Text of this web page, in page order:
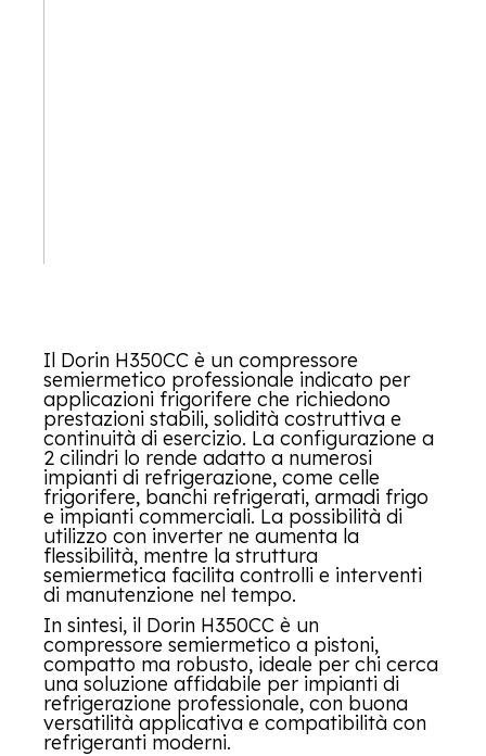
Il Dorin H350CC è un compressore
semiermetico professionale indicato per
applicazioni frigorifere che richiedono
prestazioni stabili, solidità costruttiva e
continuità di esercizio. La configurazione a
2 cilindri lo rende adatto a numerosi
impianti di refrigerazione, come celle
frigorifere, banchi refrigerati, armadi frigo
e impianti commerciali. La possibilità di
utilizzo con inverter ne aumenta la
flessibilità, mentre la struttura
semiermetica facilita controlli e interventi
di manutenzione nel tempo.
In sintesi, il Dorin H350CC è un
compressore semiermetico a pistoni,
compatto ma robusto, ideale per chi cerca
una soluzione affidabile per impianti di
refrigerazione professionale, con buona
versatilità applicativa e compatibilità con
refrigeranti moderni.